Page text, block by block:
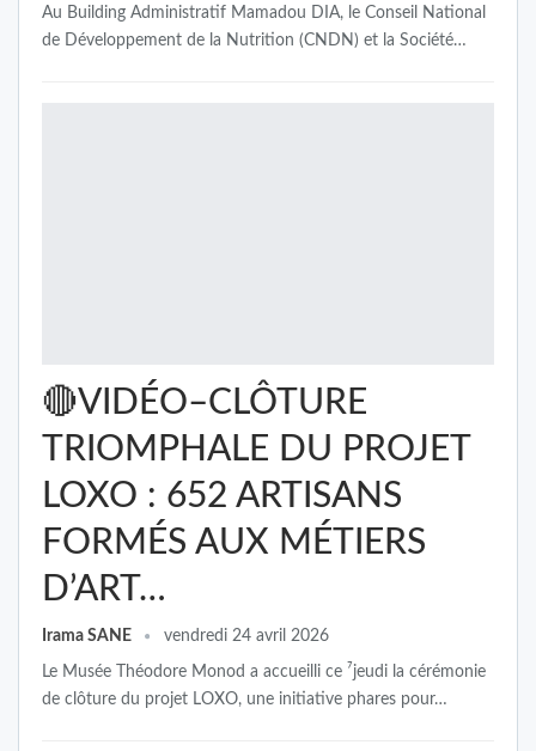
Au Building Administratif Mamadou DIA, le Conseil National
de Développement de la Nutrition (CNDN) et la Société…
🔴VIDÉO–CLÔTURE
TRIOMPHALE DU PROJET
LOXO : 652 ARTISANS
FORMÉS AUX MÉTIERS
D’ART…
Irama SANE vendredi 24 avril 2026
Le Musée Théodore Monod a accueilli ce ⁷jeudi la cérémonie
de clôture du projet LOXO, une initiative phares pour…